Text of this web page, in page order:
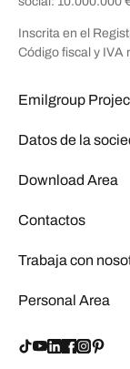
Inscrita en el
Código fiscal y IVA
Emilgroup
Datos de la
Download Area
Contactos
Trabaja con
Personal Area